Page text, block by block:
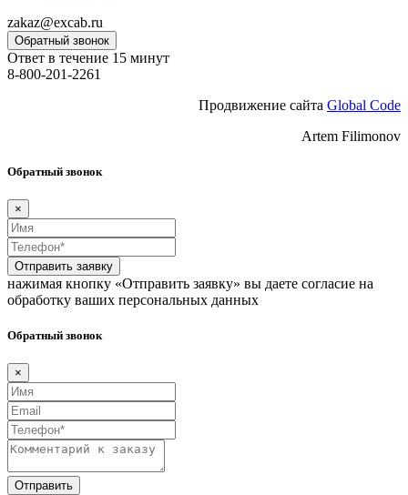
zakaz@excab.ru
Обратный звонок
Ответ в течение 15 минут
8-800-201-2261
Продвижение сайта Global Code
Artem Filimonov
Обратный звонок
×
Отправить заявку
нажимая кнопку «Отправить заявку» вы даете согласие на
обработку ваших персональных данных
Обратный звонок
×
Отправить